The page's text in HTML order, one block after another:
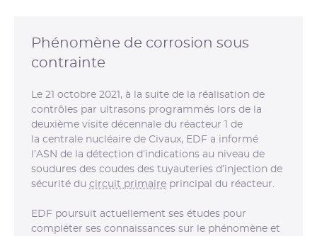
Phénomène de corrosion sous
contrainte
Le 21 octobre 2021, à la suite de la réalisation de
contrôles par ultrasons programmés lors de la
deuxième visite décennale du réacteur 1 de
la centrale nucléaire de Civaux, EDF a informé
l’ASN de la détection d’indications au niveau de
soudures des coudes des tuyauteries d’injection de
sécurité du circuit primaire principal du réacteur.
EDF poursuit actuellement ses études pour
compléter ses connaissances sur le phénomène et